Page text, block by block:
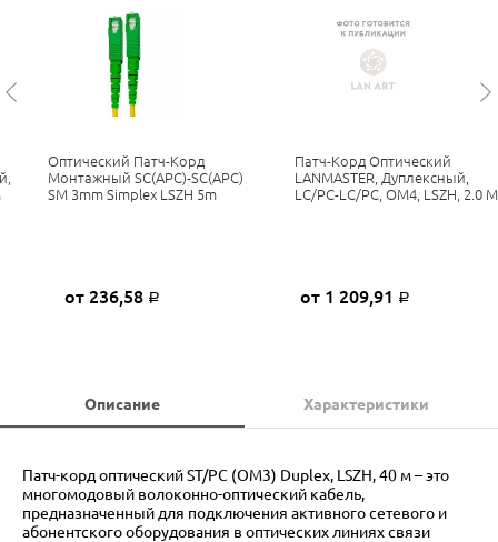
Оптический Патч-Корд
Монтажный SC(APC)-SC(APC)
SM 3mm Simplex LSZH 5m
от 236,58 Р
Патч-Корд Оптический
LANMASTER, Дуплексный,
LC/PC-LC/PC, OM4, LSZH, 2.0 М
от 1 209,91 Р
Описание Характеристики
Патч-корд оптический ST/PC (OM3) Duplex, LSZH, 40 м – это
многомодовый волоконно-оптический кабель,
предназначенный для подключения активного сетевого и
абонентского оборудования в оптических линиях связи